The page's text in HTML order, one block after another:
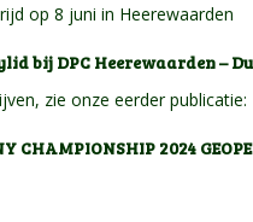
op 8 juni in Heerewaarden
bij DPC Heerewaarden –
zie onze eerder publicatie:
CHAMPIONSHIP 2024